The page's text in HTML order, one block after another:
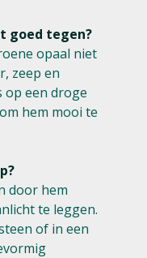
goed tegen?
opaal niet
zeep en
op een droge
hem mooi te
door hem
te leggen.
of in een